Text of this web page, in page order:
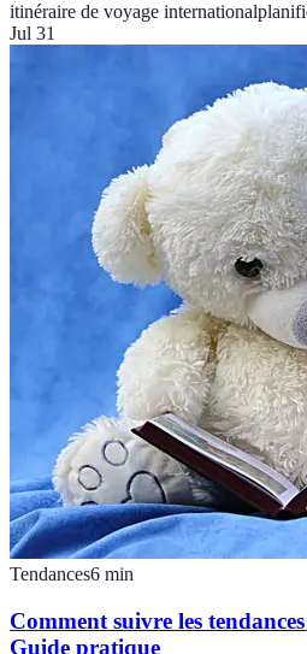
itinéraire de voyage international
Jul 31
Tendances6 min
Comment suivre les
Guide pratique